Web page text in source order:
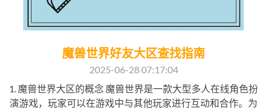
魔兽世界好友大区查找指南
2025-06-28 07:17:04
1. 魔兽世界大区的概念 魔兽世界是一款大型多人在线角色扮
演游戏，玩家可以在游戏中与其他玩家进行互动和合作。为